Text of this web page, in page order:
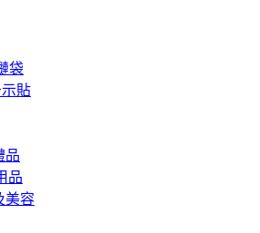
袋
貼
品
品
美容